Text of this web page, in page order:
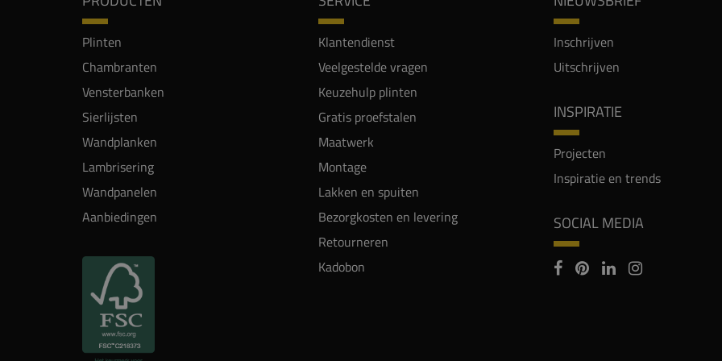
Plinten
Chambranten
Vensterbanken
Sierlijsten
Wandplanken
Lambrisering
Wandpanelen
Aanbiedingen
Klantendienst
Veelgestelde vragen
Keuzehulp plinten
Gratis proefstalen
Maatwerk
Montage
Lakken en spuiten
Bezorgkosten en levering
Retourneren
Kadobon
Inschrijven
Uitschrijven
INSPIRATIE
Projecten
Inspiratie en trends
SOCIAL MEDIA